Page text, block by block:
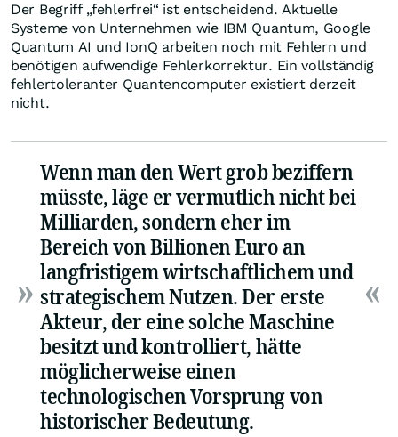
Der Begriff „fehlerfrei“ ist entscheidend. Aktuelle
Systeme von Unternehmen wie IBM Quantum, Google
Quantum AI und IonQ arbeiten noch mit Fehlern und
benötigen aufwendige Fehlerkorrektur. Ein vollständig
fehlertoleranter Quantencomputer existiert derzeit
nicht.
Wenn man den Wert grob beziffern
müsste, läge er vermutlich nicht bei
Milliarden, sondern eher im
Bereich von Billionen Euro an
langfristigem wirtschaftlichem und
strategischem Nutzen. Der erste
Akteur, der eine solche Maschine
besitzt und kontrolliert, hätte
möglicherweise einen
technologischen Vorsprung von
historischer Bedeutung.